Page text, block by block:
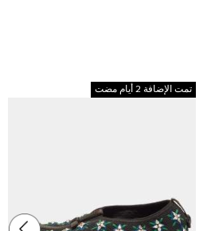
تمت الإضافة 2 أيام مضت